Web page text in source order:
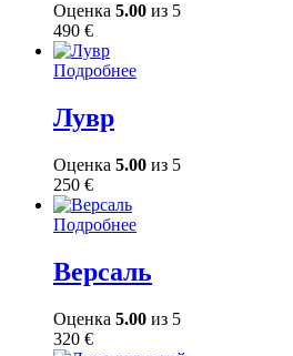
Оценка 5.00 из 5
490 €
Подробнее
Лувр
Оценка 5.00 из 5
250 €
Подробнее
Версаль
Оценка 5.00 из 5
320 €